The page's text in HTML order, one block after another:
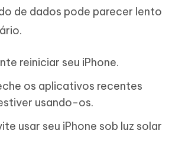
de dados pode parecer lento
reiniciar seu iPhone.
os aplicativos recentes
usando-os.
usar seu iPhone sob luz solar